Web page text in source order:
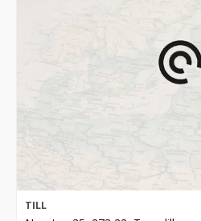
TILL